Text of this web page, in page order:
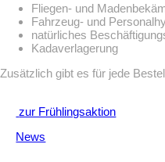
Fliegen- und
Fahrzeug- und
natürliches
Kadaverlagerung
Zusätzlich gibt es für jede
zur Frühlingsaktion
News